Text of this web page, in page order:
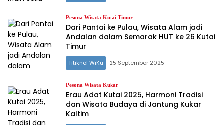
Pesona Wisata Kutai Timur
Dari Pantai ke Pulau, Wisata Alam jadi
Andalan dalam Semarak HUT ke 26 Kutai
Timur
Titiknol WiKu 25 September 2025
Pesona Wisata Kukar
Erau Adat Kutai 2025, Harmoni Tradisi
dan Wisata Budaya di Jantung Kukar
Kaltim